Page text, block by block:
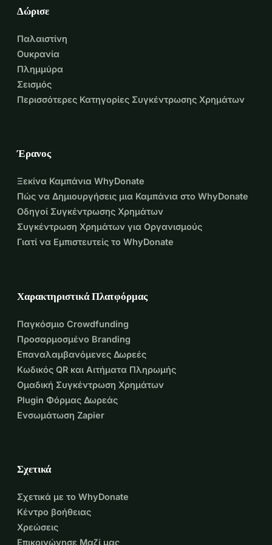
Δώρισε
Παλαιστίνη
Ουκρανία
Πλημμύρα
Σεισμός
Περισσότερες Κατηγορίες Συγκέντρωσης Χρημάτων
Έρανος
Ξεκίνα Καμπάνια WhyDonate
Πώς να Δημιουργήσεις μια Καμπάνια στο WhyDonate
Οδηγοί Συγκέντρωσης Χρημάτων
Συγκέντρωση Χρημάτων για Οργανισμούς
Γιατί να Εμπιστευτείς το WhyDonate
Χαρακτηριστικά Πλατφόρμας
Παγκόσμιο Crowdfunding
Προσαρμοσμένο Branding
Επαναλαμβανόμενες Δωρεές
Κωδικός QR και Αιτήματα Πληρωμής
Ομαδική Συγκέντρωση Χρημάτων
Plugin Φόρμας Δωρεάς
Ενσωμάτωση Zapier
Σχετικά
Σχετικά με το WhyDonate
Κέντρο βοήθειας
Χρεώσεις
Επικοινώνησε Μαζί μας